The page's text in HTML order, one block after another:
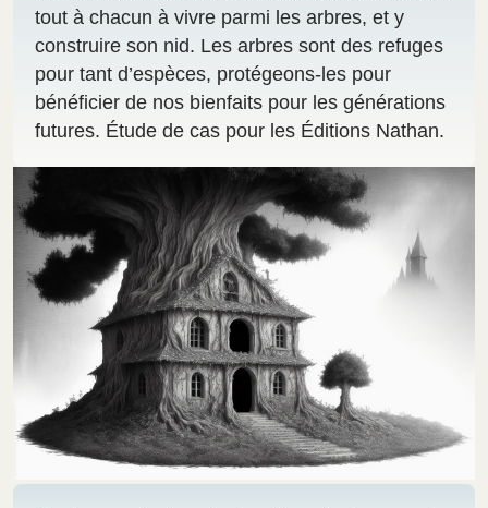
tout à chacun à vivre parmi les arbres, et y
construire son nid. Les arbres sont des refuges
pour tant d’espèces, protégeons-les pour
bénéficier de nos bienfaits pour les générations
futures. Étude de cas pour les Éditions Nathan.